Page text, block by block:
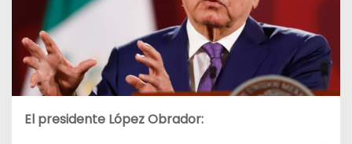
El presidente López Obrador: